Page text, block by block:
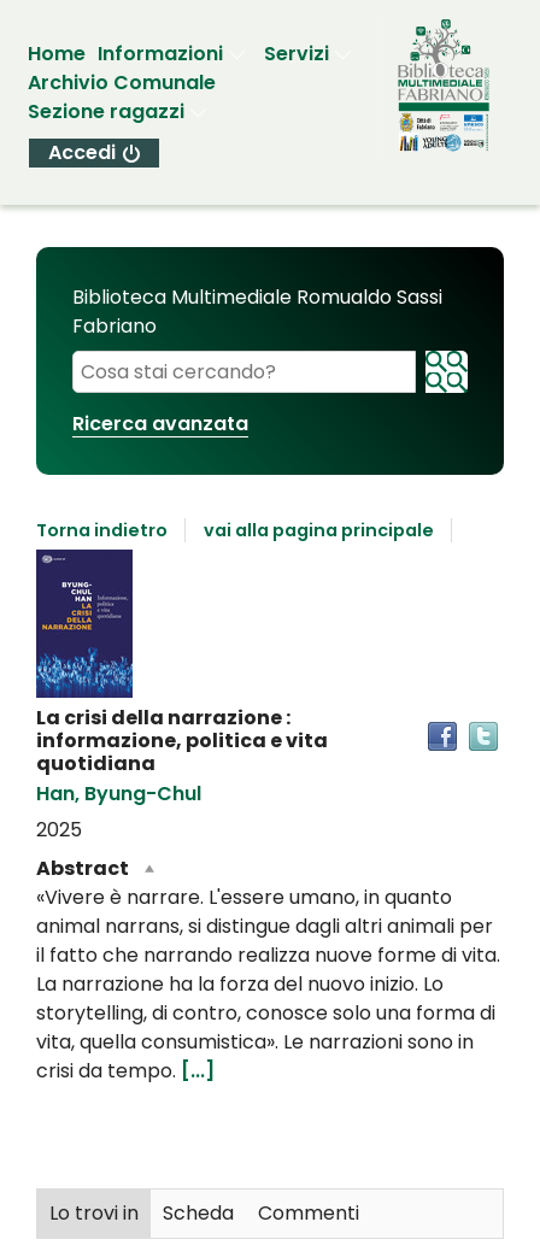
Home Informazioni
Servizi
Archivio Comunale
Sezione ragazzi
Accedi
Biblioteca Multimediale Romualdo Sassi
Fabriano
Cerca su "Biblioteca Multimediale Romualdo
Ricerca avanzata
Torna indietro vai alla pagina principale
Dettaglio
del
documento
La crisi della narrazione :
informazione, politica e vita
quotidiana
Han, Byung-Chul
2025
Abstract
«Vivere è narrare. L'essere umano, in quanto
animal narrans, si distingue dagli altri animali per
il fatto che narrando realizza nuove forme di vita.
La narrazione ha la forza del nuovo inizio. Lo
storytelling, di contro, conosce solo una forma di
vita, quella consumistica». Le narrazioni sono in
crisi da tempo. [...]
Lo trovi in Scheda Commenti